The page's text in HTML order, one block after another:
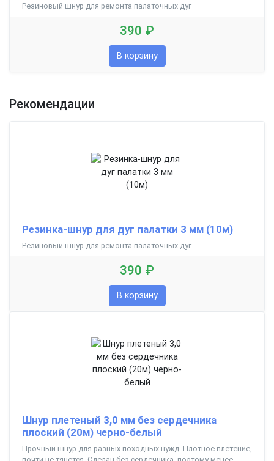
Резиновый шнур для ремонта палаточных дуг
390 ₽
В корзину
Рекомендации
Резинка-шнур для дуг палатки 3 мм (10м)
Резиновый шнур для ремонта палаточных дуг
390 ₽
В корзину
Шнур плетеный 3,0 мм без сердечника
плоский (20м) черно-белый
Прочный шнур для разных походных нужд. Плотное плетение,